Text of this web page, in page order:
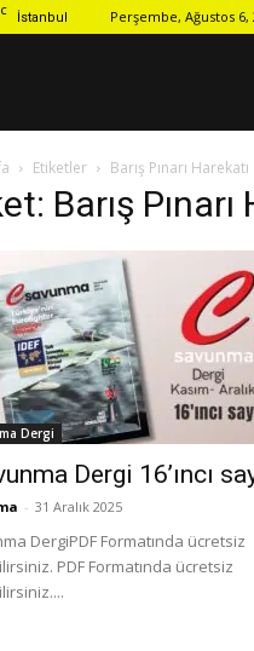
C İstanbul Perşembe, Ağustos 6,
Etiketler Barış Pınarı Harekatı
Barış Pınarı
Dergi
Dergi 16’ıncı
- 31 Aralık 2025
DergiPDF Formatında ücretsiz
PDF Formatında ücretsiz